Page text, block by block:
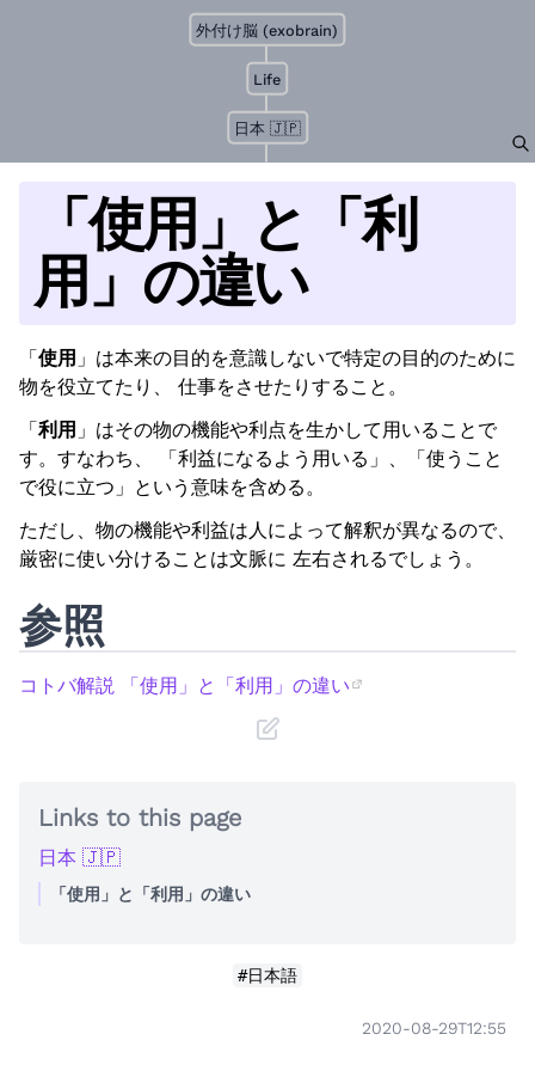
日本 🇯🇵
Life
外付け脳 (exobrain)
「使用」と「利
用」の違い
「使用 」は本来の目的を意識しないで特定の目的のために
物を役立てたり、 仕事をさせたりすること。
「利用 」はその物の機能や利点を生かして用いることで
す。すなわち、 「利益になるよう用いる」、「使うこと
で役に立つ」という意味を含める。
ただし、物の機能や利益は人によって解釈が異なるので、
厳密に使い分けることは文脈に 左右されるでしょう。
参照
コトバ解説 「使用」と「利用」の違い
Links to this page
日本 🇯🇵
「使用」と「利用」の違い
#日本語
2020-08-29T12:55